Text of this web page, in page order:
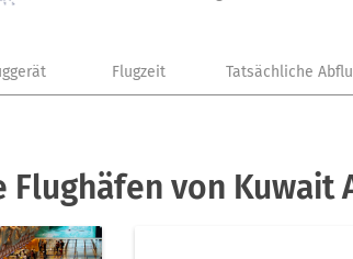
Flugzeit Tatsächliche
Flughäfen von Kuwait